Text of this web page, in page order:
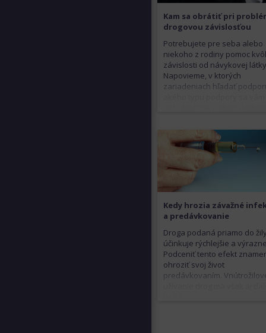
Kam sa obrátiť pri
drogovou závislosťou
Potrebujete pre seba alebo
niekoho z rodiny pomoc
závislosti od návykovej
Napovieme, v ktorých
zariadeniach hľadať
Kedy hrozia závažné
a predávkovanie
Droga podaná priamo do
účinkuje rýchlejšie a
Podceniť tento efekt
ohroziť svoj život
predávkovaním.